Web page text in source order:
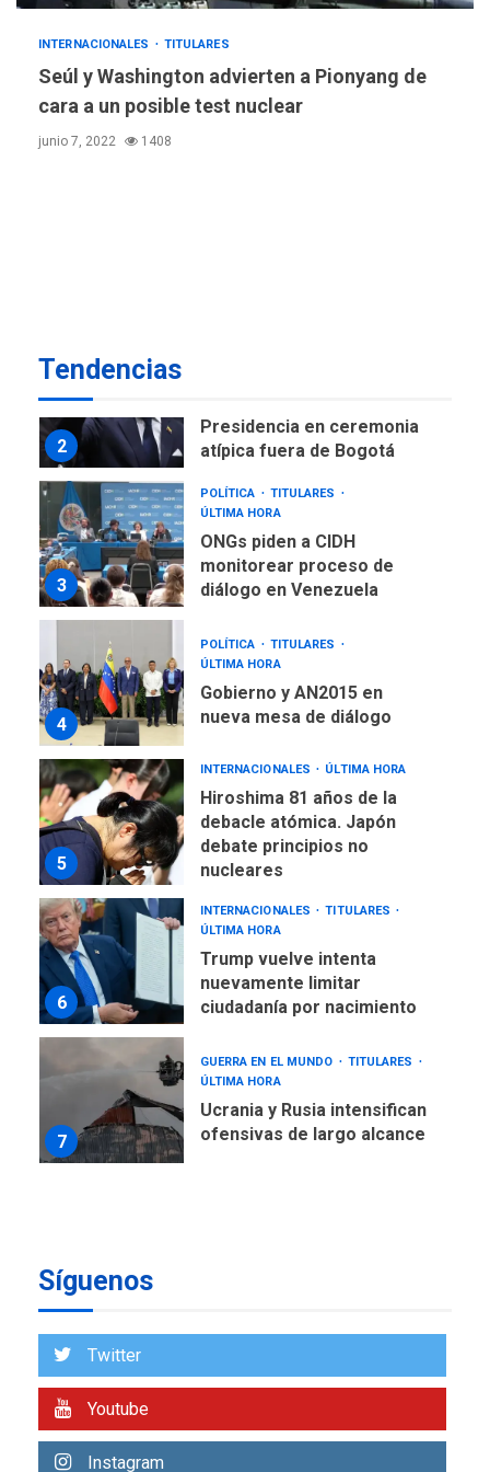
INTERNACIONALES TITULARES
Seúl y Washington advierten a Pionyang de
cara a un posible test nuclear
junio 7, 2022 1408
Tendencias
6
GUERRA EN EL MUNDO
TITULARES
2
Presidencia en ceremonia
atípica fuera de Bogotá
3
POLÍTICA
TITULARES
ÚLTIMA HORA
ONGs piden a CIDH
monitorear proceso de
diálogo en Venezuela
4
POLÍTICA
TITULARES
ÚLTIMA HORA
Gobierno y AN2015 en
nueva mesa de diálogo
5
INTERNACIONALES ÚLTIMA HORA
Hiroshima 81 años de la
debacle atómica. Japón
debate principios no
nucleares
6
INTERNACIONALES
TITULARES
ÚLTIMA HORA
Trump vuelve intenta
nuevamente limitar
ciudadanía por nacimiento
7
GUERRA EN EL MUNDO
TITULARES
ÚLTIMA HORA
Ucrania y Rusia intensifican
ofensivas de largo alcance
1
2
De la Espriella asumirá
atípica fuera de Bogotá
Síguenos
Twitter
Youtube
Instagram